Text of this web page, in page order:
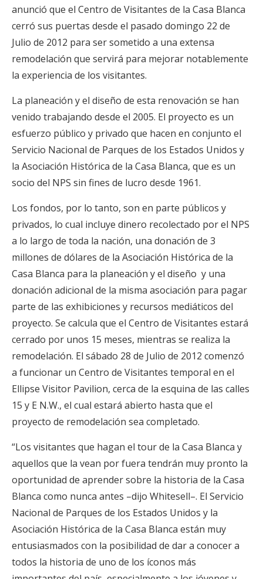
anunció que el Centro de Visitantes de la Casa Blanca
cerró sus puertas desde el pasado domingo 22 de
Julio de 2012 para ser sometido a una extensa
remodelación que servirá para mejorar notablemente
la experiencia de los visitantes.
La planeación y el diseño de esta renovación se han
venido trabajando desde el 2005. El proyecto es un
esfuerzo público y privado que hacen en conjunto el
Servicio Nacional de Parques de los Estados Unidos y
la Asociación Histórica de la Casa Blanca, que es un
socio del NPS sin fines de lucro desde 1961.
Los fondos, por lo tanto, son en parte públicos y
privados, lo cual incluye dinero recolectado por el NPS
a lo largo de toda la nación, una donación de 3
millones de dólares de la Asociación Histórica de la
Casa Blanca para la planeación y el diseño y una
donación adicional de la misma asociación para pagar
parte de las exhibiciones y recursos mediáticos del
proyecto. Se calcula que el Centro de Visitantes estará
cerrado por unos 15 meses, mientras se realiza la
remodelación. El sábado 28 de Julio de 2012 comenzó
a funcionar un Centro de Visitantes temporal en el
Ellipse Visitor Pavilion, cerca de la esquina de las calles
15 y E N.W., el cual estará abierto hasta que el
proyecto de remodelación sea completado.
“Los visitantes que hagan el tour de la Casa Blanca y
aquellos que la vean por fuera tendrán muy pronto la
oportunidad de aprender sobre la historia de la Casa
Blanca como nunca antes –dijo Whitesell–. El Servicio
Nacional de Parques de los Estados Unidos y la
Asociación Histórica de la Casa Blanca están muy
entusiasmados con la posibilidad de dar a conocer a
todos la historia de uno de los íconos más